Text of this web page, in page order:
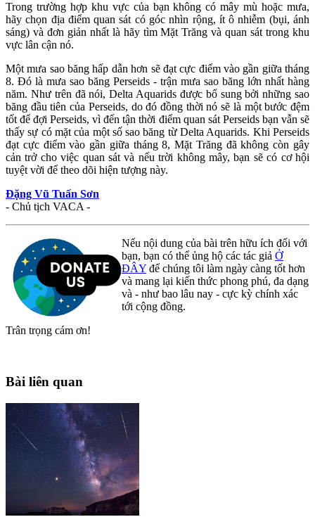
Trong trường hợp khu vực của bạn không có mây mù hoặc mưa,
hãy chọn địa điểm quan sát có góc nhìn rộng, ít ô nhiễm (bụi, ánh
sáng) và đơn giản nhất là hãy tìm Mặt Trăng và quan sát trong khu
vực lân cận nó.
Một mưa sao băng hấp dẫn hơn sẽ đạt cực điểm vào gần giữa tháng
8. Đó là mưa sao băng Perseids - trận mưa sao băng lớn nhất hàng
năm. Như trên đã nói, Delta Aquarids được bổ sung bởi những sao
băng đầu tiên của Perseids, do đó đồng thời nó sẽ là một bước đệm
tốt để đợi Perseids, vì đến tận thời điểm quan sát Perseids bạn vẫn sẽ
thấy sự có mặt của một số sao băng từ Delta Aquarids. Khi Perseids
đạt cực điểm vào gần giữa tháng 8, Mặt Trăng đã không còn gây
cản trở cho việc quan sát và nếu trời không mây, bạn sẽ có cơ hội
tuyệt vời để theo dõi hiện tượng này.
Đặng Vũ Tuấn Sơn
- Chủ tịch VACA -
Nếu nội dung của bài trên hữu ích đối với
bạn, bạn có thể ủng hộ các tác giả Ở
ĐÂY để chúng tôi làm ngày càng tốt hơn
và mang lại kiến thức phong phú, đa dạng
và - như bao lâu nay - cực kỳ chính xác
tới cộng đồng.
Trân trọng cám ơn!
Bài liên quan